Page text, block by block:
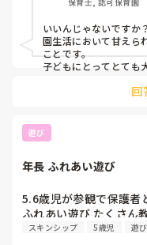
当性保育の経験がある
きたいです。
いいんじゃないですか？
園生活において甘えら
ことです。
子どもにとってとても
るわ、なんて日がくる
信頼関係が築かれてい
回
遊び
年長 ふれあい遊び
5.6歳児が参観で保護者
ふれあい遊び たくさん
スキンシップ 5歳児 遊び